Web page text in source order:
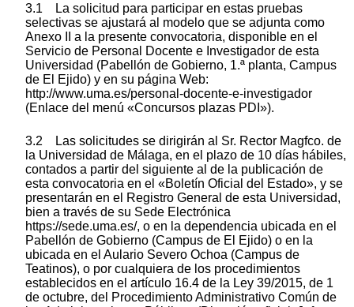
3.1 La solicitud para participar en estas pruebas
selectivas se ajustará al modelo que se adjunta como
Anexo II a la presente convocatoria, disponible en el
Servicio de Personal Docente e Investigador de esta
Universidad (Pabellón de Gobierno, 1.ª planta, Campus
de El Ejido) y en su página Web:
http://www.uma.es/personal-docente-e-investigador
(Enlace del menú «Concursos plazas PDI»).
3.2 Las solicitudes se dirigirán al Sr. Rector Magfco. de
la Universidad de Málaga, en el plazo de 10 días hábiles,
contados a partir del siguiente al de la publicación de
esta convocatoria en el «Boletín Oficial del Estado», y se
presentarán en el Registro General de esta Universidad,
bien a través de su Sede Electrónica
https://sede.uma.es/, o en la dependencia ubicada en el
Pabellón de Gobierno (Campus de El Ejido) o en la
ubicada en el Aulario Severo Ochoa (Campus de
Teatinos), o por cualquiera de los procedimientos
establecidos en el artículo 16.4 de la Ley 39/2015, de 1
de octubre, del Procedimiento Administrativo Común de